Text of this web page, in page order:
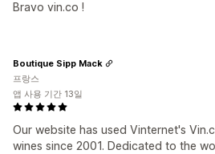
Bravo vin.co !
Our website has used Vinternet's
wines since 2001. Dedicated to the
Boutique Sipp Mack
프랑스
앱 사용 기간 13일